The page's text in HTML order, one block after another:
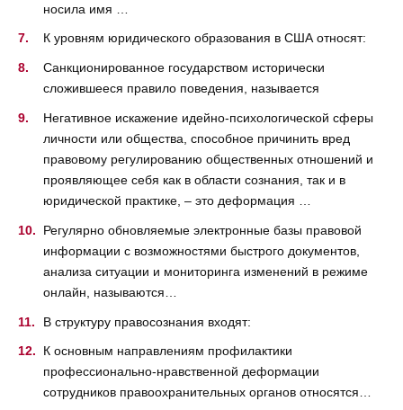
носила имя …
К уровням юридического образования в США относят:
Санкционированное государством исторически
сложившееся правило поведения, называется
Негативное искажение идейно-психологической сферы
личности или общества, способное причинить вред
правовому регулированию общественных отношений и
проявляющее себя как в области сознания, так и в
юридической практике, – это деформация …
Регулярно обновляемые электронные базы правовой
информации с возможностями быстрого документов,
анализа ситуации и мониторинга изменений в режиме
онлайн, называются…
В структуру правосознания входят:
К основным направлениям профилактики
профессионально-нравственной деформации
сотрудников правоохранительных органов относятся…